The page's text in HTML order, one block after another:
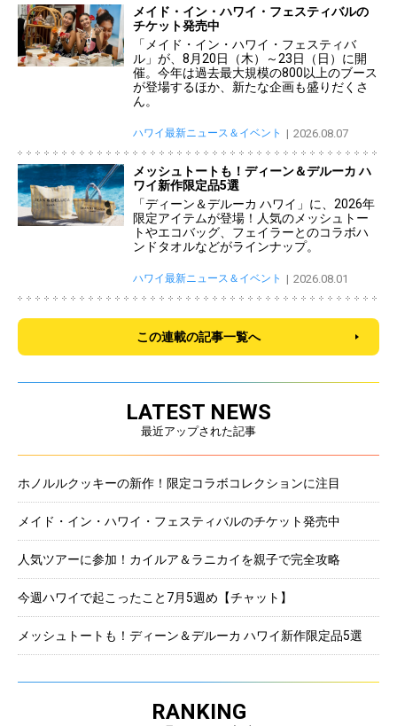
メイド・イン・ハワイ・フェスティバルの
チケット発売中
「メイド・イン・ハワイ・フェスティバ
ル」が、8月20日（木）～23日（日）に開
催。今年は過去最大規模の800以上のブース
が登場するほか、新たな企画も盛りだくさ
ん。
ハワイ最新ニュース＆イベント 2026.08.07
メッシュトートも！ディーン＆デルーカ ハ
ワイ新作限定品5選
「ディーン＆デルーカ ハワイ」に、2026年
限定アイテムが登場！人気のメッシュトー
トやエコバッグ、フェイラーとのコラボハ
ンドタオルなどがラインナップ。
ハワイ最新ニュース＆イベント 2026.08.01
この連載の記事一覧へ
LATEST NEWS
最近アップされた記事
ホノルルクッキーの新作！限定コラボコレクションに注目
メイド・イン・ハワイ・フェスティバルのチケット発売中
人気ツアーに参加！カイルア＆ラニカイを親子で完全攻略
今週ハワイで起こったこと7月5週め【チャット】
メッシュトートも！ディーン＆デルーカ ハワイ新作限定品5選
RANKING